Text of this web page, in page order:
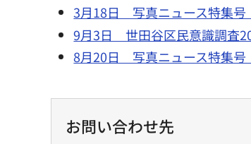
3月18日 写真ニュース特集号
9月3日 世田谷区民意識調査
8月20日 写真ニュース特集号
お問い合わせ先